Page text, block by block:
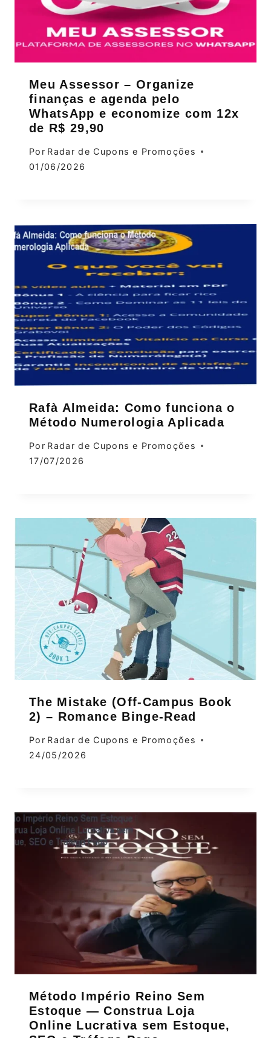
Meu Assessor – Organize
finanças e agenda pelo
WhatsApp e economize com 12x
de R$ 29,90
Por Radar de Cupons e Promoções
01/06/2026
Rafà Almeida: Como funciona o
Método Numerologia Aplicada
Por Radar de Cupons e Promoções
17/07/2026
The Mistake (Off-Campus Book
2) – Romance Binge‑Read
Por Radar de Cupons e Promoções
24/05/2026
Método Império Reino Sem
Estoque — Construa Loja
Online Lucrativa sem Estoque,